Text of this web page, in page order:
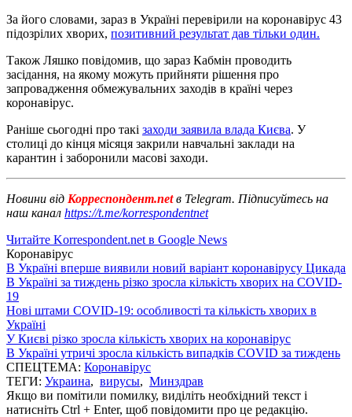
За його словами, зараз в Україні перевірили на коронавірус 43
підозрілих хворих, позитивний результат дав тільки один.
Також Ляшко повідомив, що зараз Кабмін проводить
засідання, на якому можуть прийняти рішення про
запровадження обмежувальних заходів в країні через
коронавірус.
Раніше сьогодні про такі заходи заявила влада Києва. У
столиці до кінця місяця закрили навчальні заклади на
карантин і заборонили масові заходи.
Новини від Корреспондент.netв Telegram. Підписуйтесь на
наш канал https://t.me/korrespondentnet
Читайте Korrespondent.net в Google News
Коронавірус
В Україні вперше виявили новий варіант коронавірусу Цикада
В Україні за тиждень різко зросла кількість хворих на COVID-
19
Нові штами COVID-19: особливості та кількість хворих в
Україні
У Києві різко зросла кількість хворих на коронавірус
В Україні утричі зросла кількість випадків COVID за тиждень
СПЕЦТЕМА: Коронавірус
ТЕГИ: Украина, вирусы, Минздрав
Якщо ви помітили помилку, виділіть необхідний текст і
натисніть Ctrl + Enter, щоб повідомити про це редакцію.